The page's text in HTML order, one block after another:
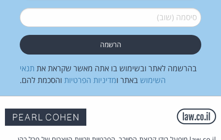
סיסמה (שוב)*
בהרשמה לאתר ובשימוש בו אתה מאשר שקראת את תנאי
השימוש באתר ומדיניות הפרטיות והסכמת להם.